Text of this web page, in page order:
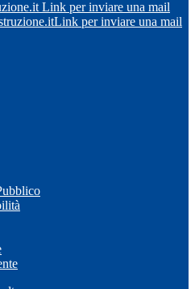
Link per inviare una mail
Link per inviare una mail